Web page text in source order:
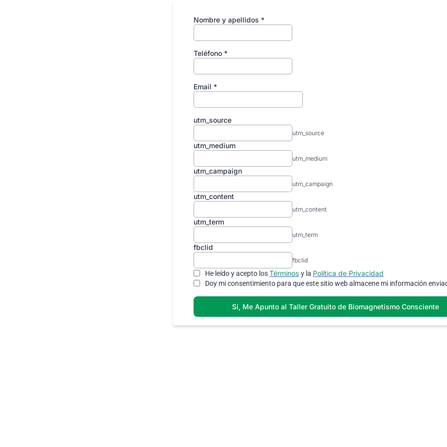
Nombre y apellidos *
Teléfono *
Email *
utm_source
utm_source
utm_medium
utm_medium
utm_campaign
utm_campaign
utm_content
utm_content
utm_term
utm_term
fbclid
fbclid
He leído y acepto losTérminos y la Política de Privacidad
Doy mi consentimiento para que este sitio web almacene mi información
Sí, Me Apunto al Taller Gratuito de Biomagnetismo Consciente